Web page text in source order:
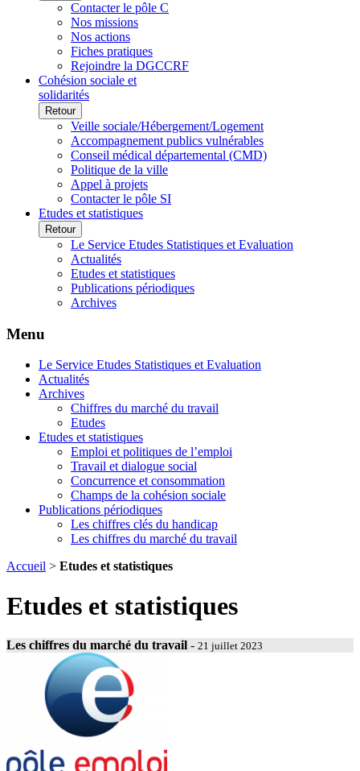
Contacter le pôle C
Nos missions
Nos actions
Fiches pratiques
Rejoindre la DGCCRF
Cohésion sociale et
solidarités
Retour
Veille sociale/Hébergement/Logement
Accompagnement publics vulnérables
Conseil médical départemental (CMD)
Politique de la ville
Appel à projets
Contacter le pôle SI
Etudes et statistiques
Retour
Le Service Etudes Statistiques et Evaluation
Actualités
Etudes et statistiques
Publications périodiques
Archives
Menu
Le Service Etudes Statistiques et Evaluation
Actualités
Archives
Chiffres du marché du travail
Etudes
Etudes et statistiques
Emploi et politiques de l’emploi
Travail et dialogue social
Concurrence et consommation
Champs de la cohésion sociale
Publications périodiques
Les chiffres clés du handicap
Les chiffres du marché du travail
Accueil > Etudes et statistiques
Etudes et statistiques
Les chiffres du marché du travail - 21 juillet 2023